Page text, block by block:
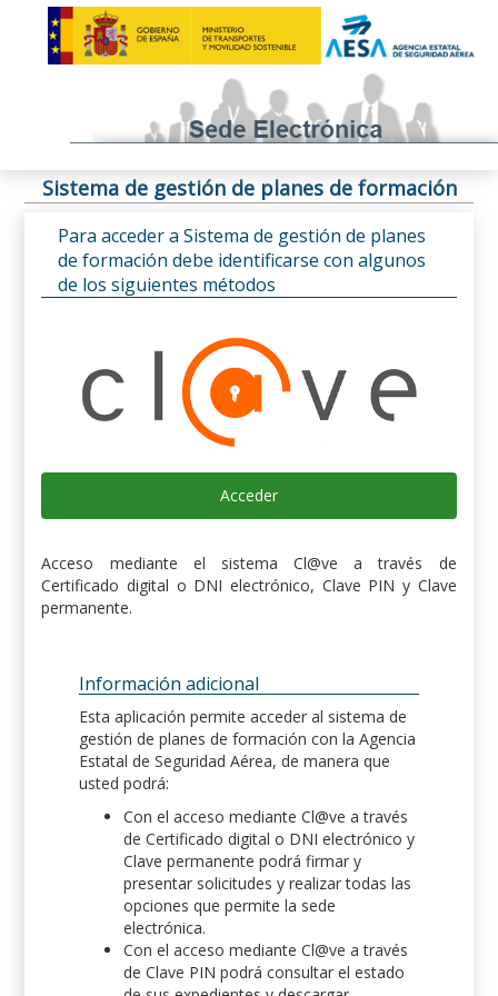
Sistema de gestión de planes de formación
Para acceder a Sistema de gestión de planes
de formación debe identificarse con algunos
de los siguientes métodos
Acceder
Acceso mediante el sistema Cl@ve a través de
Certificado digital o DNI electrónico, Clave PIN y Clave
permanente.
Información adicional
Esta aplicación permite acceder al sistema de
gestión de planes de formación con la Agencia
Estatal de Seguridad Aérea, de manera que
usted podrá:
Con el acceso mediante Cl@ve a través
de Certificado digital o DNI electrónico y
Clave permanente podrá firmar y
presentar solicitudes y realizar todas las
opciones que permite la sede
electrónica.
Con el acceso mediante Cl@ve a través
de Clave PIN podrá consultar el estado